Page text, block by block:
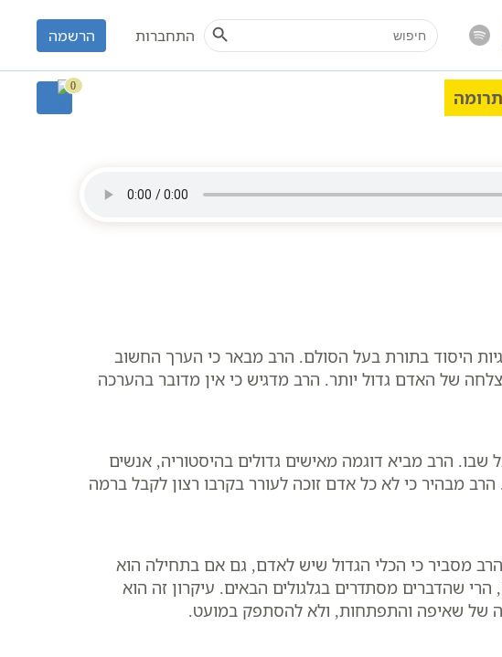
Search
for:
Search Button
התחברות הרשמה
תרומה
0
הרב אדיר איתן | סולם יהודה | לימודי קבלה וחסידות
היסוד בתורת בעל הסולם. הרב מבאר כי הערך החשוב
של האדם גדול יותר. הרב מדגיש כי אין מדובר בהערכה
שבו. הרב מביא דוגמה מאישים גדולים בהיסטוריה, אנשים
מבהיר כי לא כל אדם זוכה לעורר בקרבו רצון לקבל ברמה
מסביר כי הכלי הגדול שיש לאדם, גם אם בתחילה הוא
הרי שהדברים מסתדרים בגלגולים הבאים. עיקרון זה הוא
של שאיפה והתפתחות, ולא להסתפק במועט.